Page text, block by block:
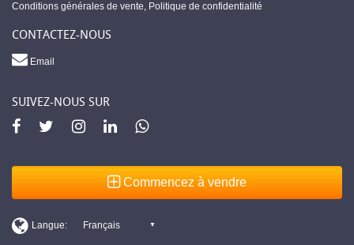
Conditions générales de vente, Politique de confidentialité
CONTACTEZ-NOUS
Email
SUIVEZ-NOUS SUR
Commencez à vendre